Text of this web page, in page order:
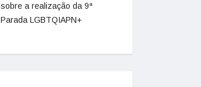
sobre a realização da 9ª
Parada LGBTQIAPN+